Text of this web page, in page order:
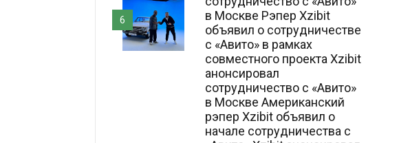
в Москве Рэпер Xzibit
объявил о сотрудничестве
с «Авито» в рамках
совместного проекта Xzibit
анонсировал
сотрудничество с «Авито»
в Москве Американский
рэпер Xzibit объявил о
начале сотрудничества с
6